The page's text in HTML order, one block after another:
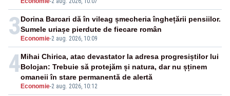
3 Economie-2 aug. 2026, 10:09
Dorina Barcari dă în vileag șmecheria înghețării pensiilor.
Sumele uriașe pierdute de fiecare român
4
Economie-2 aug. 2026, 10:12
Mihai Chirica, atac devastator la adresa progresiștilor lui
Bolojan: Trebuie să protejăm și natura, dar nu șținem
omaneii în stare permanentă de alertă